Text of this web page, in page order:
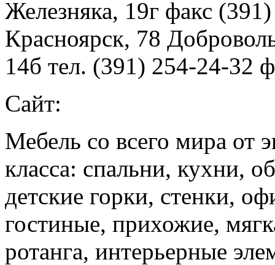
Железняка, 19г факс
Красноярск, 78
14б тел. (391) 254-24-32
Сайт:
Мебель со всего мира от
класса: спальни, кухни,
детские горки, стенки,
гостиные, прихожие,
ротанга, интерьерные